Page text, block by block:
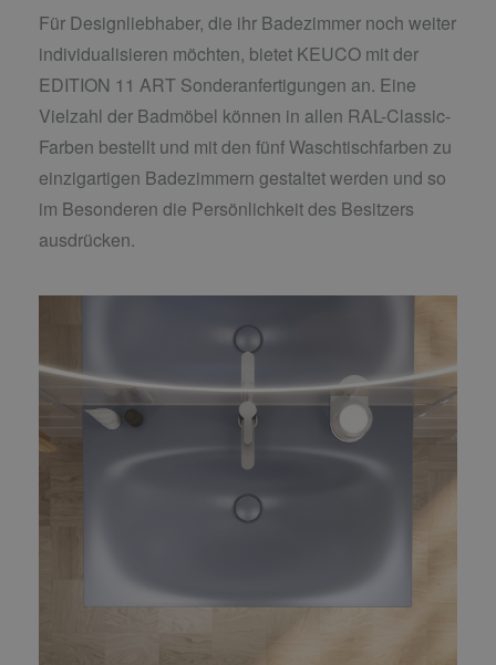
Für Designliebhaber, die ihr Badezimmer noch weiter
individualisieren möchten, bietet KEUCO mit der
EDITION 11 ART Sonderanfertigungen an. Eine
Vielzahl der Badmöbel können in allen RAL-Classic-
Farben bestellt und mit den fünf Waschtischfarben zu
einzigartigen Badezimmern gestaltet werden und so
im Besonderen die Persönlichkeit des Besitzers
ausdrücken.